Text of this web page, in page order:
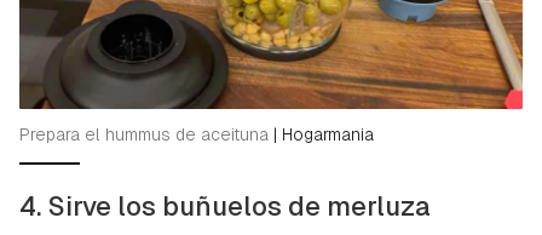
Guardar como favorito
Para poder guardar como favorito, primero has de
iniciar sesión con tu cuenta de Hogarmanía.
INICIAR SESIÓN CANCELAR
Prepara el hummus de aceituna | Hogarmania
4. Sirve los buñuelos de merluza
Contenido enviado